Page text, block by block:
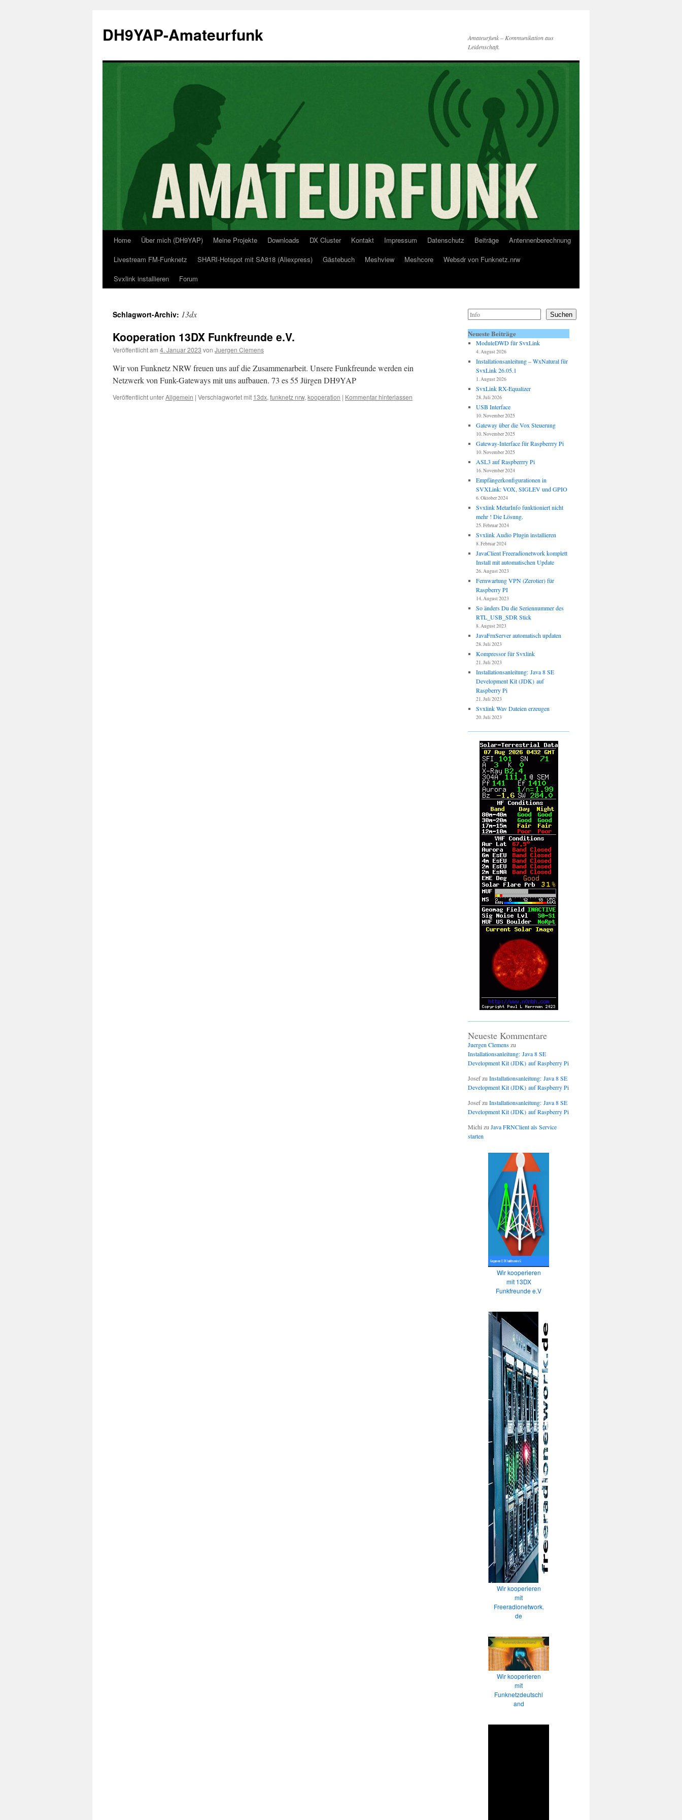
springen
DH9YAP-Amateurfunk
Amateurfunk – Kommunikation aus
Leidenschaft.
Home Über mich (DH9YAP) Meine Projekte Downloads DX Cluster Kontakt Impressum Datenschutz Beiträge
Antennenberechnung
Livestream FM-Funknetz
SHARI-Hotspot mit SA818 (Aliexpress) Gästebuch Meshview Meshcore
Websdr von Funknetz.nrw
Svxlink installieren
Forum
Schlagwort-Archiv: 13dx
Kooperation 13DX Funkfreunde e.V.
Veröffentlicht am 4. Januar 2023 von Juergen Clemens
Wir von Funknetz NRW freuen uns auf die Zusammenarbeit. Unsere Funkfreunde werden ein
Netzwerk von Funk-Gateways mit uns aufbauen. 73 es 55 Jürgen DH9YAP
Veröffentlicht unterAllgemein | Verschlagwortet mit 13dx, funknetz nrw, kooperation | Kommentar hinterlassen
Suchen
Neueste Beiträge
ModuleDWD für SvxLink
4. August 2026
Installationsanleitung – WxNatural für
SvxLink 26.05.1
1. August 2026
SvxLink RX-Equalizer
28. Juli 2026
USB Interface
10. November 2025
Gateway über die Vox Steuerung
10. November 2025
Gateway-Interface für Raspberrry Pi
10. November 2025
ASL3 auf Raspberrry Pi
16. November 2024
Empfängerkonfigurationen in
SVXLink: VOX, SIGLEV und GPIO
6. Oktober 2024
Svxlink MetarInfo funktioniert nicht
mehr ! Die Lösung.
25. Februar 2024
Svxlink Audio Plugin installieren
8. Februar 2024
JavaClient Freeradionetwork komplett
Install mit automatischen Update
26. August 2023
Fernwartung VPN (Zerotier) für
Raspberry PI
14. August 2023
So änders Du die Seriennummer des
RTL_USB_SDR Stick
8. August 2023
JavaFrnServer automatisch updaten
28. Juli 2023
Kompressor für Svxlink
21. Juli 2023
Installationsanleitung: Java 8 SE
Development Kit (JDK) auf
Raspberry Pi
21. Juli 2023
Svxlink Wav Dateien erzeugen
20. Juli 2023
Neueste Kommentare
Juergen Clemenszu
Installationsanleitung: Java 8 SE
Development Kit (JDK) auf Raspberry Pi
Josefzu Installationsanleitung: Java 8 SE
Development Kit (JDK) auf Raspberry Pi
Josefzu Installationsanleitung: Java 8 SE
Development Kit (JDK) auf Raspberry Pi
Michi zu Java FRNClient als Service
starten
Wir kooperieren
mit 13DX
Funkfreunde e.V
Wir kooperieren
mit
Freeradionetwork.
de
Wir kooperieren
mit
Funknetzdeutschl
and